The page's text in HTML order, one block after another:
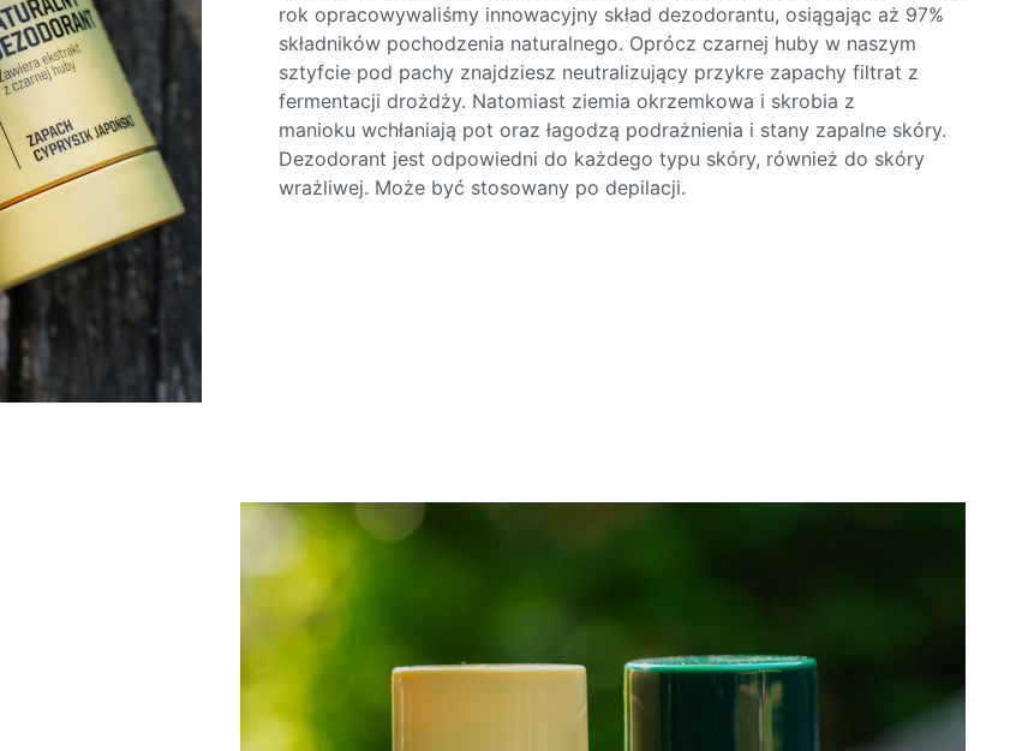
rok opracowywaliśmy innowacyjny skład dezodorantu, osiągając aż 97%
składników pochodzenia naturalnego. Oprócz czarnej huby w naszym
sztyfcie pod pachy znajdziesz neutralizujący przykre zapachy filtrat z
fermentacji drożdży. Natomiast ziemia okrzemkowa i skrobia z
manioku wchłaniają pot oraz łagodzą podrażnienia i stany zapalne skóry.
Dezodorant jest odpowiedni do każdego typu skóry, również do skóry
wrażliwej. Może być stosowany po depilacji.